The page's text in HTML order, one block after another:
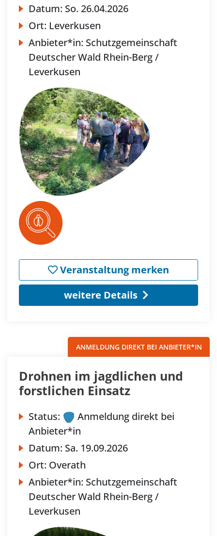
Datum: So. 26.04.2026
Ort: Leverkusen
Anbieter*in: Schutzgemeinschaft
Deutscher Wald Rhein-Berg /
Leverkusen
Veranstaltung merken
weitere Details
ANMELDUNG DIREKT BEI ANBIETER*IN
Drohnen im jagdlichen und
forstlichen Einsatz
Status:
Anmeldung direkt bei
Anbieter*in
Datum: Sa. 19.09.2026
Ort: Overath
Anbieter*in: Schutzgemeinschaft
Deutscher Wald Rhein-Berg /
Leverkusen